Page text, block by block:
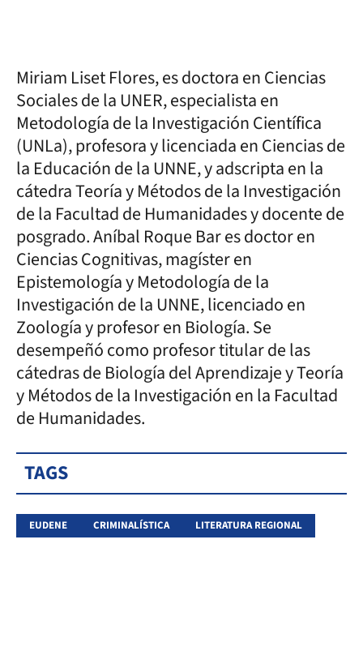
Miriam Liset Flores, es doctora en Ciencias
Sociales de la UNER, especialista en
Metodología de la Investigación Científica
(UNLa), profesora y licenciada en Ciencias de
la Educación de la UNNE, y adscripta en la
cátedra Teoría y Métodos de la Investigación
de la Facultad de Humanidades y docente de
posgrado. Aníbal Roque Bar es doctor en
Ciencias Cognitivas, magíster en
Epistemología y Metodología de la
Investigación de la UNNE, licenciado en
Zoología y profesor en Biología. Se
desempeñó como profesor titular de las
cátedras de Biología del Aprendizaje y Teoría
y Métodos de la Investigación en la Facultad
de Humanidades.
TAGS
EUDENE CRIMINALÍSTICA LITERATURA REGIONAL